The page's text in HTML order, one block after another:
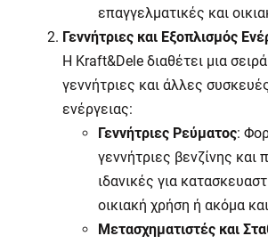
επαγγελματικές και
Γεννήτριες και Εξοπλισμός
Η Kraft&Dele διαθέτει μια
γεννήτριες και άλλες
ενέργειας:
Γεννήτριες Ρεύματος:
γεννήτριες βενζίνης και
ιδανικές για
οικιακή χρήση ή ακόμα
Μετασχηματιστές και